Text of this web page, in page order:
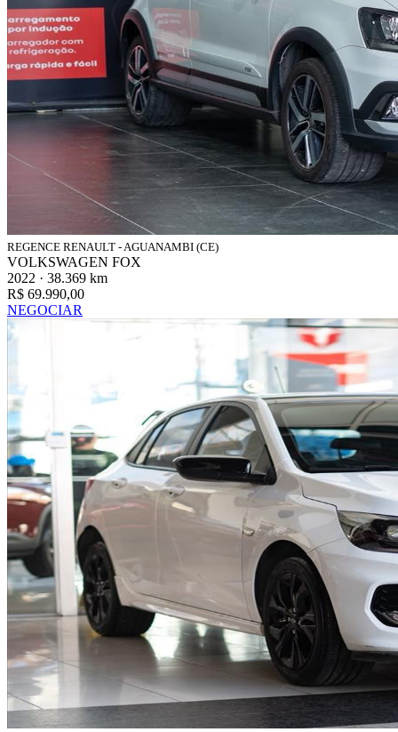
REGENCE RENAULT - AGUANAMBI (CE)
VOLKSWAGEN FOX
2022 · 38.369 km
R$ 69.990,00
NEGOCIAR